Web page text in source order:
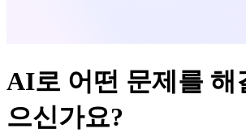
AI로 어떤 문제를 해
으신가요?